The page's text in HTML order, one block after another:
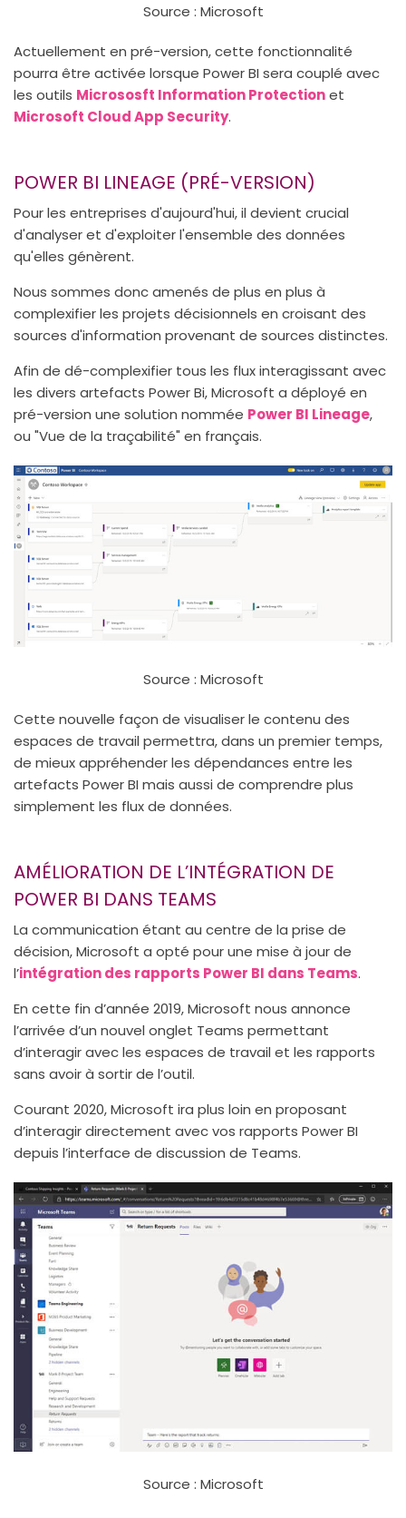
Source : Microsoft
Actuellement en pré-version, cette fonctionnalité
pourra être activée lorsque Power BI sera couplé avec
les outils Micrososft Information Protectionet
Microsoft Cloud App Security.
POWER BI LINEAGE (PRÉ-VERSION)
Pour les entreprises d'aujourd'hui, il devient crucial
d'analyser et d'exploiter l'ensemble des données
qu'elles génèrent.
Nous sommes donc amenés de plus en plus à
complexifier les projets décisionnels en croisant des
sources d'information provenant de sources distinctes.
Afin de dé-complexifier tous les flux interagissant avec
les divers artefacts Power Bi, Microsoft a déployé en
pré-version une solution nommée Power BI Lineage,
ou "Vue de la traçabilité" en français.
Source : Microsoft
Cette nouvelle façon de visualiser le contenu des
espaces de travail permettra, dans un premier temps,
de mieux appréhender les dépendances entre les
artefacts Power BI mais aussi de comprendre plus
simplement les flux de données.
AMÉLIORATION DE L’INTÉGRATION DE
POWER BI DANS TEAMS
La communication étant au centre de la prise de
décision, Microsoft a opté pour une mise à jour de
l’intégration des rapports Power BI dans Teams.
En cette fin d’année 2019, Microsoft nous annonce
l’arrivée d’un nouvel onglet Teams permettant
d’interagir avec les espaces de travail et les rapports
sans avoir à sortir de l’outil.
Courant 2020, Microsoft ira plus loin en proposant
d’interagir directement avec vos rapports Power BI
depuis l’interface de discussion de Teams.
Source : Microsoft